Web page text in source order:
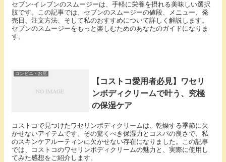
セブン-イレブンのスムージーは、手軽に栄養を摂れる美味しい選択
肢です。この記事では、セブンのスムージーの値段、メニュー、発
売日、注文方法、そして私のおすすめについて詳しく解説します。
セブンのスムージーをもっと楽しむためのあなたのガイドになりま
す。
コンビニ・お店
【コストコ愛用者必見】ワセリ
ンボディクリームで叶う、究極
の保湿ケア
コストコで見つけたワセリンボディクリームは、乾燥する季節に欠
かせないアイテムです。その驚くべき保湿力とコスパの良さで、私
のスキンケアルーティンに欠かせない存在になりました。この記事
では、コストコのワセリンボディクリームの魅力と、実際に使用し
てみた感想をご紹介します。